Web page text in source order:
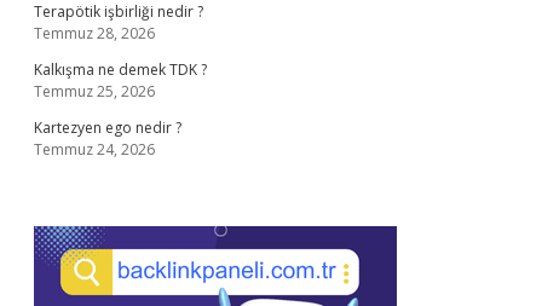
Terapötik işbirliği nedir ?
Temmuz 28, 2026
Kalkışma ne demek TDK ?
Temmuz 25, 2026
Kartezyen ego nedir ?
Temmuz 24, 2026